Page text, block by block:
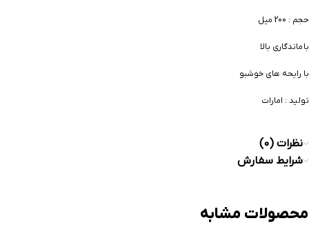
حجم : 200 میل
با ماندگاری بالا
با رایحه های خوشبو
تولید : امارات
نظرات (0)
شرایط سفارش
محصولات مشابه